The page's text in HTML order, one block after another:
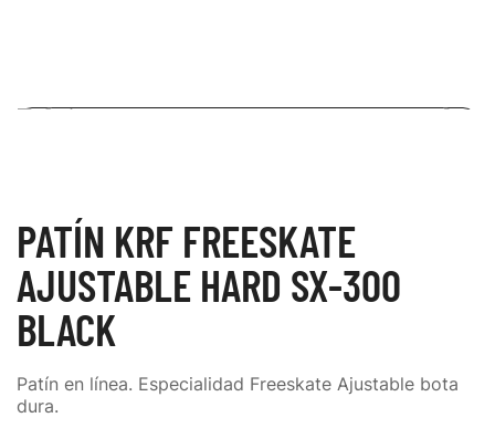
PATÍN KRF FREESKATE
AJUSTABLE HARD SX-300
BLACK
Patín en línea. Especialidad Freeskate Ajustable bota
dura.